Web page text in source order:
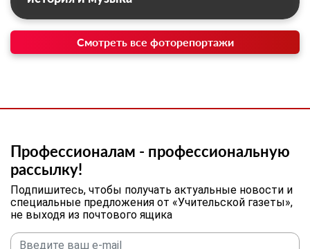
Смотреть все фоторепортажи
Профессионалам - профессиональную
рассылку!
Подпишитесь, чтобы получать актуальные новости и
специальные предложения от «Учительской газеты»,
не выходя из почтового ящика